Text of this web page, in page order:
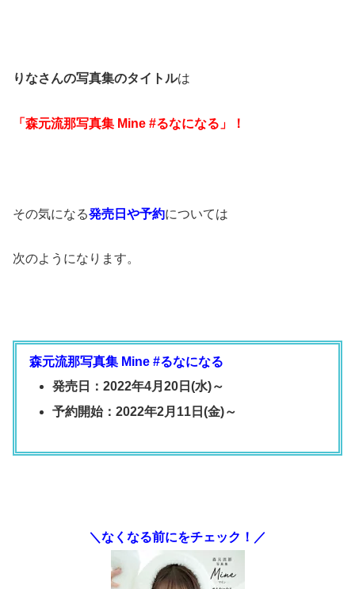
りなさんの写真集のタイトルは
「森元流那写真集 Mine #るなになる」！
その気になる発売日や予約については
次のようになります。
森元流那写真集 Mine #るなになる
発売日：2022年4月20日(水)～
予約開始：2022年2月11日(金)～
＼なくなる前にをチェック！／